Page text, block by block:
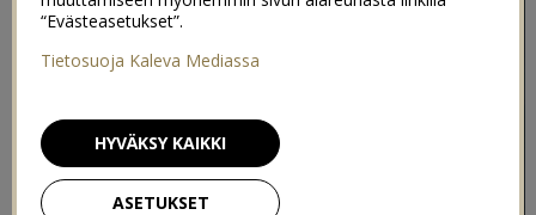
“Evästeasetukset”.
Tietosuoja Kaleva Mediassa
ASETUKSET
HYVÄKSY KAIKKI